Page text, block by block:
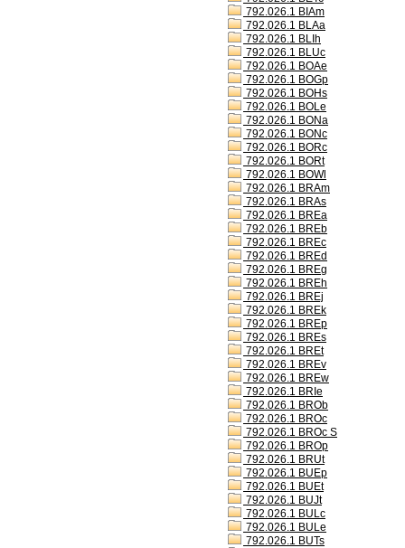
792.026.1 BIAm
792.026.1 BLAa
792.026.1 BLIh
792.026.1 BLUc
792.026.1 BOAe
792.026.1 BOGp
792.026.1 BOHs
792.026.1 BOLe
792.026.1 BONa
792.026.1 BONc
792.026.1 BORc
792.026.1 BORt
792.026.1 BOWl
792.026.1 BRAm
792.026.1 BRAs
792.026.1 BREa
792.026.1 BREb
792.026.1 BREc
792.026.1 BREd
792.026.1 BREg
792.026.1 BREh
792.026.1 BREj
792.026.1 BREk
792.026.1 BREp
792.026.1 BREs
792.026.1 BREt
792.026.1 BREv
792.026.1 BREw
792.026.1 BRIe
792.026.1 BROb
792.026.1 BROc
792.026.1 BROc S
792.026.1 BROp
792.026.1 BRUt
792.026.1 BUEp
792.026.1 BUEt
792.026.1 BUJt
792.026.1 BULc
792.026.1 BULe
792.026.1 BUTs